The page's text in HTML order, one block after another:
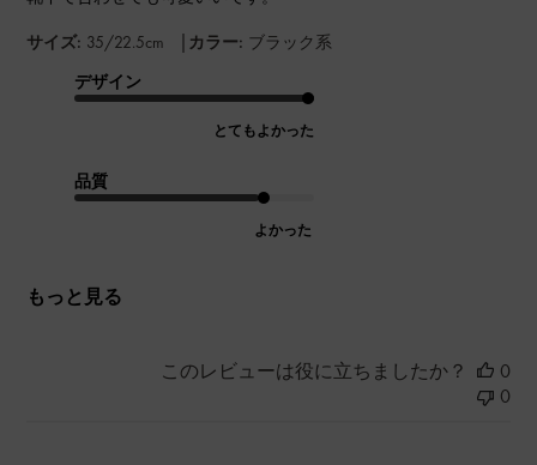
サイズ: 35/22.5cm | カラー: ブラック系
デザイン
とてもよかった
品質
よかった
もっと見る
このレビューは役に立ちましたか？
0
0